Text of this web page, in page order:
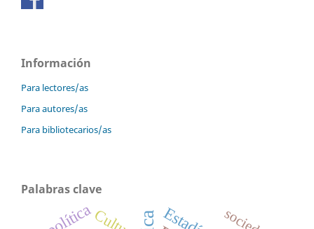
Información
Para lectores/as
Para autores/as
Para bibliotecarios/as
Palabras clave
política